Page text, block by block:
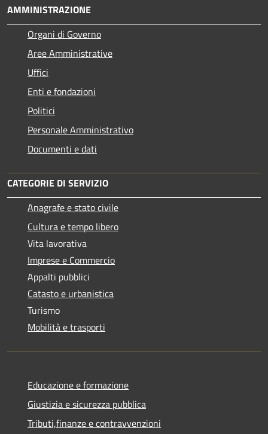
AMMINISTRAZIONE
Organi di Governo
Aree Amministrative
Uffici
Enti e fondazioni
Politici
Personale Amministrativo
Documenti e dati
CATEGORIE DI SERVIZIO
Anagrafe e stato civile
Cultura e tempo libero
Vita lavorativa
Imprese e Commercio
Appalti pubblici
Catasto e urbanistica
Turismo
Mobilità e trasporti
Educazione e formazione
Giustizia e sicurezza pubblica
Tributi,finanze e contravvenzioni